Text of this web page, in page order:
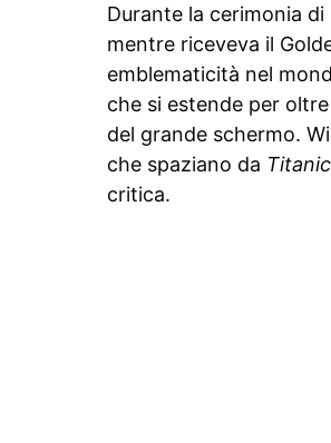
Durante la cerimonia
mentre riceveva il
emblematicità nel
che si estende per
del grande schermo.
che spaziano da Titanic
critica.